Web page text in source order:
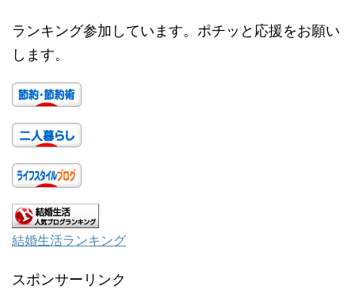
ランキング参加しています。ポチッと応援をお願い
します。
結婚生活ランキング
スポンサーリンク